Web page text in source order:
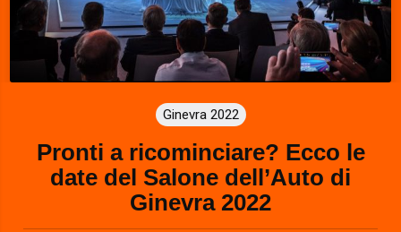
Ginevra 2022
Pronti a ricominciare? Ecco le
date del Salone dell’Auto di
Ginevra 2022